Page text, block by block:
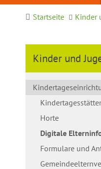
Startseite Kinder
Kinder und
Horte
Digitale
Formulare und